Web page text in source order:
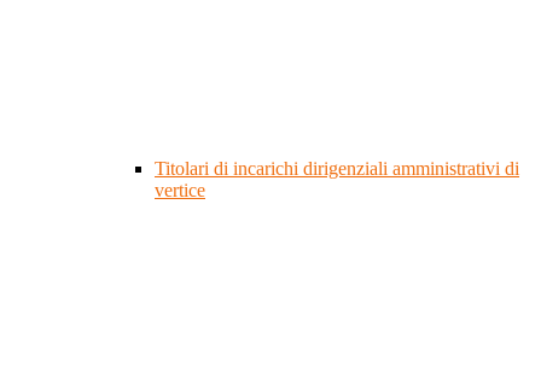
Titolari di incarichi dirigenziali amministrativi di
vertice